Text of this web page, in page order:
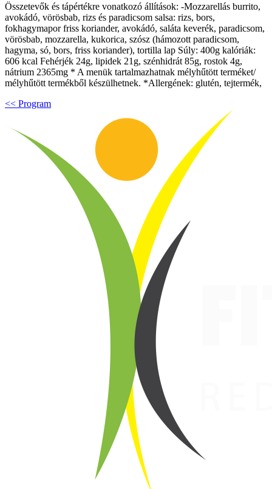
Összetevők és tápértékre vonatkozó állítások: -Mozzarellás burrito,
avokádó, vörösbab, rizs és paradicsom salsa: rizs, bors,
fokhagymapor friss koriander, avokádó, saláta keverék, paradicsom,
vörösbab, mozzarella, kukorica, szósz (hámozott paradicsom,
hagyma, só, bors, friss koriander), tortilla lap Súly: 400g kalóriák:
606 kcal Fehérjék 24g, lipidek 21g, szénhidrát 85g, rostok 4g,
nátrium 2365mg * A menük tartalmazhatnak mélyhűtött terméket/
mélyhűtött termékből készülhetnek. *Allergének: glutén, tejtermék,
<< Program